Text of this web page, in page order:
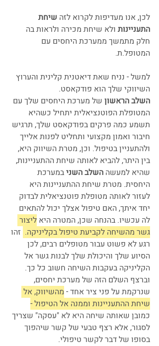
לכן, אנו מעדיפות לקרוא לזה שיחת
התעניינות ולא שיחת מכירה ולראות בה
חלק מתמשך ממערכת היחסים עם
המטופל.ת.
למשל - נניח שאת דיאטנית קלינית והערוץ
השיווקי שלך הוא פודקאסט.
השלב הראשון של מערכת היחסים שלך עם
המטופלת הפוטנציאלית יתחיל כשהיא
תשמע כמה פרקים בפודקאסט שלך, תרגיש
חיבור ואמון מקצועי ותחליט לפנות אלייך
ולהתעניין בטיפול. וכן, מטרת השיווק היא,
בין היתר, להביא לאותה שיחת ההתעניינות,
שהיא למעשה השלב השני במערכת
היחסית. מטרת שיחת ההתעניינות היא
לעזור לאותה מטופלת פוטנציאלית לבדוק
יחד איתך, האם טיפול אצלך יכול להתאים
לה עכשיו. בהנחה שכן, המטרה היא ליצור
גשר מהשיחה לקביעת טיפול בקליניקה. זהו
רגע לא פשוט עבור מטופלים רבים, לכן
הסיוע שלך והיכולת שלך לבנות גשר אל
הקליניקה בעקבות השיחה חשוב כל כך.
וברצף השלם הזה של מערכת יחסים,
שנרקמת על פני ציר אחד - מהשיווק, אל
שיחת ההתעניינות וממנה אל הטיפול -
כמובן שאותה שיחה היא לא "עסקה" שצריך
לסגור, אלא רצף טבעי של קשר שיהפוך
בסופו של דבר לקשר טיפולי.